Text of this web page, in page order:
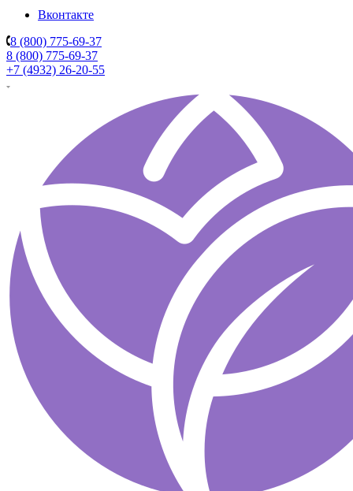
Вконтакте
8 (800) 775-69-37
8 (800) 775-69-37
+7 (4932) 26-20-55